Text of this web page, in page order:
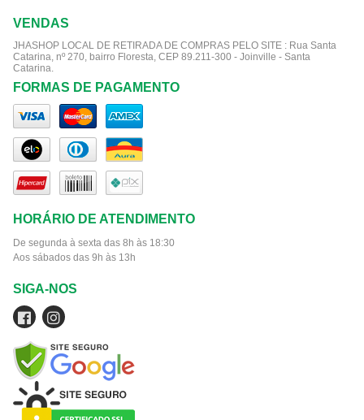
VENDAS
JHASHOP LOCAL DE RETIRADA DE COMPRAS PELO SITE : Rua Santa
Catarina, nº 270, bairro Floresta, CEP 89.211-300 - Joinville - Santa
Catarina.
FORMAS DE PAGAMENTO
HORÁRIO DE ATENDIMENTO
De segunda à sexta das 8h às 18:30
Aos sábados das 9h às 13h
SIGA-NOS